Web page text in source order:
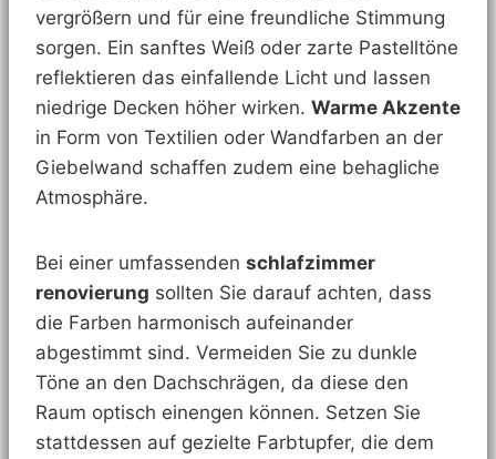
vergrößern und für eine freundliche Stimmung
sorgen. Ein sanftes Weiß oder zarte Pastelltöne
reflektieren das einfallende Licht und lassen
niedrige Decken höher wirken. Warme Akzente
in Form von Textilien oder Wandfarben an der
Giebelwand schaffen zudem eine behagliche
Atmosphäre.
Bei einer umfassenden schlafzimmer
renovierung sollten Sie darauf achten, dass
die Farben harmonisch aufeinander
abgestimmt sind. Vermeiden Sie zu dunkle
Töne an den Dachschrägen, da diese den
Raum optisch einengen können. Setzen Sie
stattdessen auf gezielte Farbtupfer, die dem